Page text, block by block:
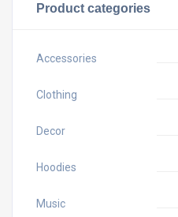
Product categories
Accessories
Clothing
Decor
Hoodies
Music